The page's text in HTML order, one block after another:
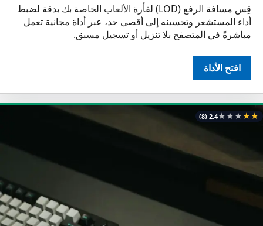
قِس مسافة الرفع (LOD) لفأرة الألعاب الخاصة بك بدقة لضبط
أداء المستشعر وتحسينه إلى أقصى حد، عبر أداة مجانية تعمل
مباشرةً في المتصفح بلا تنزيل أو تسجيل مسبق.
افتح الأداة
★
★
★
★
★
2.4
(8)